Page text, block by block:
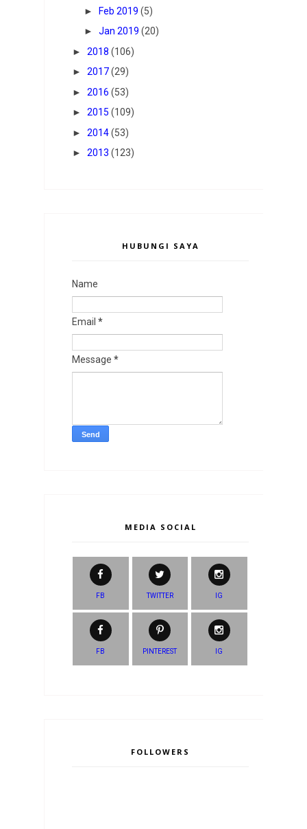
►
Feb 2019 (5)
► Jan 2019 (20)
► 2018 (106)
► 2017(29)
► 2016 (53)
► 2015 (109)
► 2014(53)
► 2013 (123)
HUBUNGI SAYA
Name
Email *
Message *
MEDIA SOCIAL
FB TWITTER IG
FB PINTEREST IG
FOLLOWERS